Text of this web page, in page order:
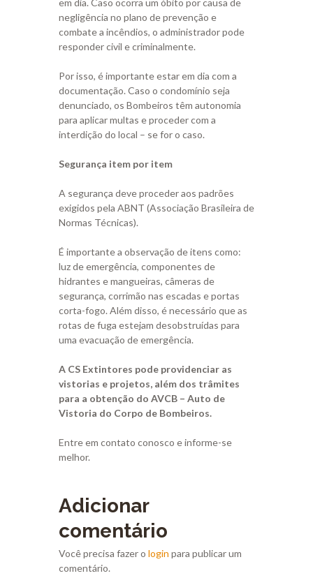
em dia. Caso ocorra um óbito por causa de
negligência no plano de prevenção e
combate a incêndios, o administrador pode
responder civil e criminalmente.
Por isso, é importante estar em dia com a
documentação. Caso o condomínio seja
denunciado, os Bombeiros têm autonomia
para aplicar multas e proceder com a
interdição do local – se for o caso.
Segurança item por item
A segurança deve proceder aos padrões
exigidos pela ABNT (Associação Brasileira de
Normas Técnicas).
É importante a observação de itens como:
luz de emergência, componentes de
hidrantes e mangueiras, câmeras de
segurança, corrimão nas escadas e portas
corta-fogo. Além disso, é necessário que as
rotas de fuga estejam desobstruídas para
uma evacuação de emergência.
A CS Extintores pode providenciar as
vistorias e projetos, além dos trâmites
para a obtenção do AVCB – Auto de
Vistoria do Corpo de Bombeiros.
Entre em contato conosco e informe-se
melhor.
Adicionar
comentário
Você precisa fazer o login para publicar um
comentário.